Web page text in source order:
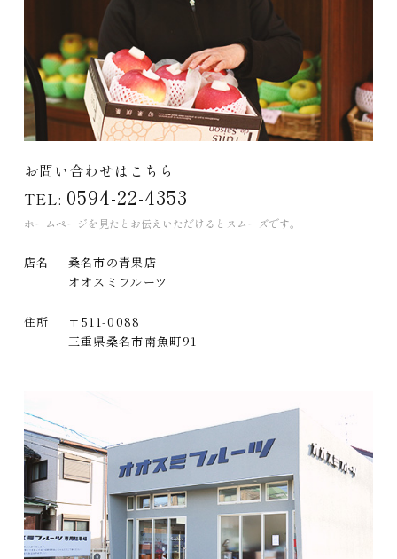
お問い合わせはこちら
TEL: 0594-22-4353
ホームページを見たとお伝えいただけるとスムーズです。
店名
桑名市の青果店
オオスミフルーツ
住所
〒511-0088
三重県桑名市南魚町91